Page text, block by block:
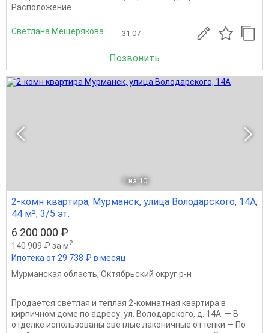
Расположение...
Светлана Мещерякова 31.07
Позвонить
1 из 10
2-комн квартира, Мурманск, улица Володарского, 14А,
44 м², 3/5 эт.
6 200 000 ₽
140 909 ₽ за м2
Ипотека от 29 738 ₽ в месяц
Мурманская область, Октябрьский округ р-н
Продается светлая и теплая 2-комнатная квартира в
кирпичном доме по адресу: ул. Володарского, д. 14А. — В
отделке использованы светлые лаконичные оттенки — По